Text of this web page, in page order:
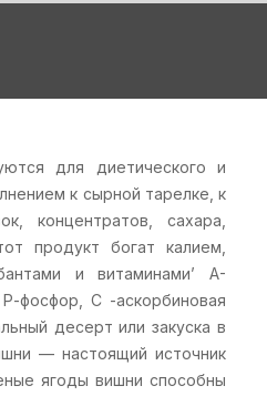
для диетического и
к сырной тарелке, к
концентратов, сахара,
продукт богат калием,
и витаминами’ A-
Р-фосфор, С -аскорбиновая
десерт или закуска в
— настоящий источник
ягоды вишни способны